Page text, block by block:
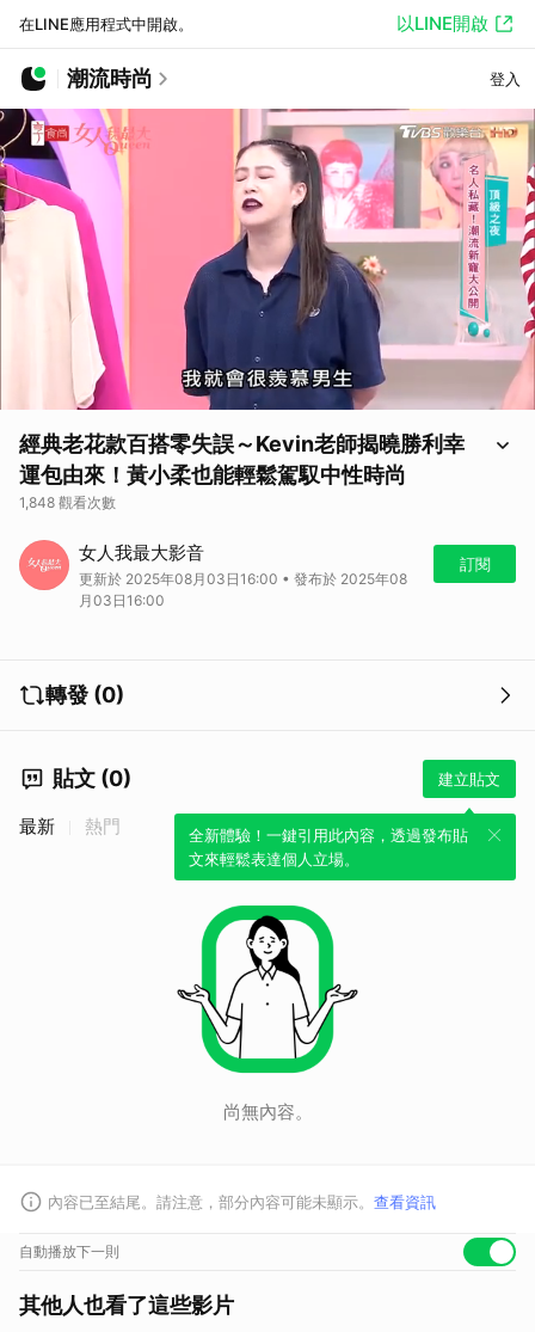
在LINE應用程式中開啟。 以LINE開啟
潮流時尚 登入
經典老花款百搭零失誤～Kevin老師揭曉勝利幸
運包由來！黃小柔也能輕鬆駕馭中性時尚
1,848 觀看次數
當前時尚界掀起新潮流，女明星們的穿搭風格多變！Kevin老師與嘉賓們
分享了許多別出心裁的搭配靈感，其中，Gucci憑藉其1921年創立以來的
義大利創意和精湛工藝，持續引領潮流。黃小柔以經典老花款展現中性風
格的魅力，王思平則在飾品中融入細膩巧思，引人注目。此外，Kevin老
女人我最大影音
更新於 2025年08月03日16:00 • 發布於 2025年08
月03日16:00
訂閱
轉發 (0)
貼文 (0) 建立貼文
全新體驗！一鍵引用此內容，透過發布貼
文來輕鬆表達個人立場。
最新 熱門
尚無內容。
內容已至結尾。請注意，部分內容可能未顯示。 查看資訊
自動播放下一則
其他人也看了這些影片